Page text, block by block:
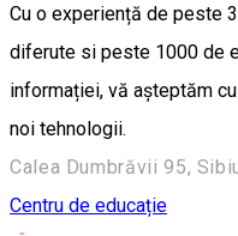
Cu o experiență de peste
diferute si peste 1000 de
informației, vă așteptăm
noi tehnologii.
Calea Dumbrăvii 95,
Centru de educație